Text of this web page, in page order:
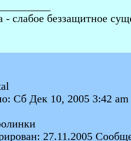
слабое беззащитное
Сб Дек 10, 2005 3:42 am
27.11.2005